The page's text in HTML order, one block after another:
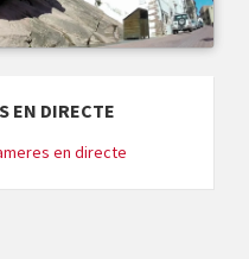
EN DIRECTE
en directe